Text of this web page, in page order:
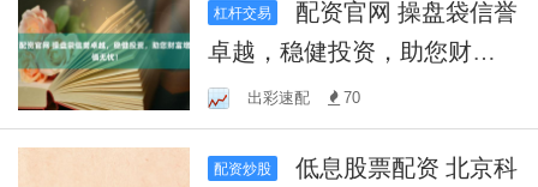
杠杆交易
卓越，稳健投资，助您财富
增值无忧！
出彩速配 70
配资炒股
低息股票配资 北京科